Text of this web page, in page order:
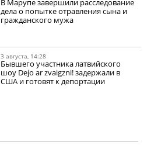
В Марупе завершили расследование
дела о попытке отравления сына и
гражданского мужа
3 августа, 14:28
Бывшего участника латвийского
шоу Dejo ar zvaigzni! задержали в
США и готовят к депортации